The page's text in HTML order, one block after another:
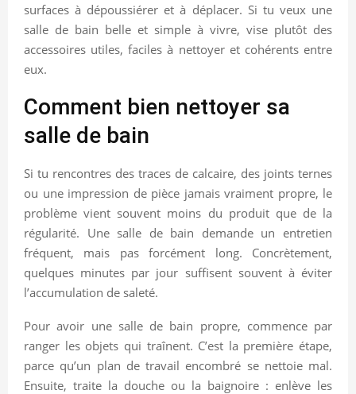
surfaces à dépoussiérer et à déplacer. Si tu veux une
salle de bain belle et simple à vivre, vise plutôt des
accessoires utiles, faciles à nettoyer et cohérents entre
eux.
Comment bien nettoyer sa
salle de bain
Si tu rencontres des traces de calcaire, des joints ternes
ou une impression de pièce jamais vraiment propre, le
problème vient souvent moins du produit que de la
régularité. Une salle de bain demande un entretien
fréquent, mais pas forcément long. Concrètement,
quelques minutes par jour suffisent souvent à éviter
l’accumulation de saleté.
Pour avoir une salle de bain propre, commence par
ranger les objets qui traînent. C’est la première étape,
parce qu’un plan de travail encombré se nettoie mal.
Ensuite, traite la douche ou la baignoire : enlève les